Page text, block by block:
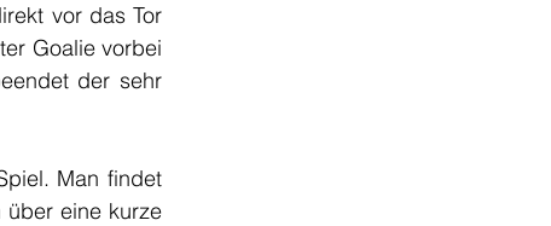
vor das Tor
Goalie vorbei
der sehr
Man findet
eine kurze